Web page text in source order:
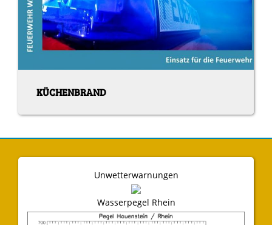
KÜCHENBRAND
Unwetterwarnungen
Wasserpegel Rhein